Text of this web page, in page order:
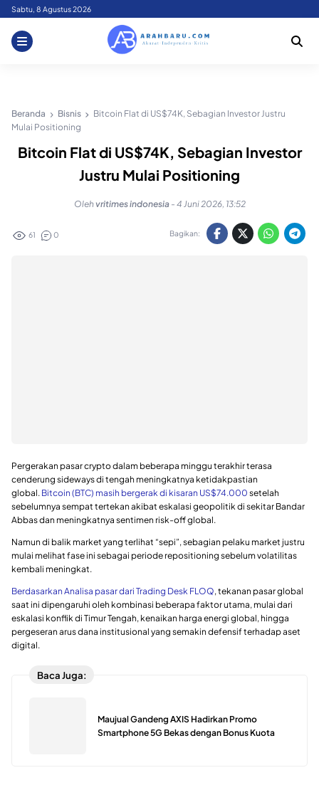
Skip
content
Sabtu, 8 Agustus 2026
Beranda Bisnis
Bitcoin Flat di US$74K, Sebagian Investor Justru
Mulai Positioning
Bitcoin Flat di US$74K, Sebagian Investor
Justru Mulai Positioning
Oleh vritimes indonesia - 4 Juni 2026, 13:52
61 0 Bagikan:
Pergerakan pasar crypto dalam beberapa minggu terakhir terasa
cenderung sideways di tengah meningkatnya ketidakpastian
global. Bitcoin (BTC) masih bergerak di kisaran US$74.000 setelah
sebelumnya sempat tertekan akibat eskalasi geopolitik di sekitar Bandar
Abbas dan meningkatnya sentimen risk-off global.
Namun di balik market yang terlihat “sepi”, sebagian pelaku market justru
mulai melihat fase ini sebagai periode repositioning sebelum volatilitas
kembali meningkat.
Berdasarkan Analisa pasar dari Trading Desk FLOQ, tekanan pasar global
saat ini dipengaruhi oleh kombinasi beberapa faktor utama, mulai dari
eskalasi konflik di Timur Tengah, kenaikan harga energi global, hingga
pergeseran arus dana institusional yang semakin defensif terhadap aset
digital.
Baca Juga:
Maujual Gandeng AXIS Hadirkan Promo
Smartphone 5G Bekas dengan Bonus Kuota